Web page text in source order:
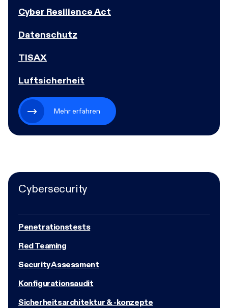
Cyber Resilience Act
Datenschutz
TISAX
Luftsicherheit
Mehr erfahren
Cybersecurity
Penetrationstests
Red Teaming
Security Assessment
Konfigurationsaudit
Sicherheitsarchitektur & -konzepte